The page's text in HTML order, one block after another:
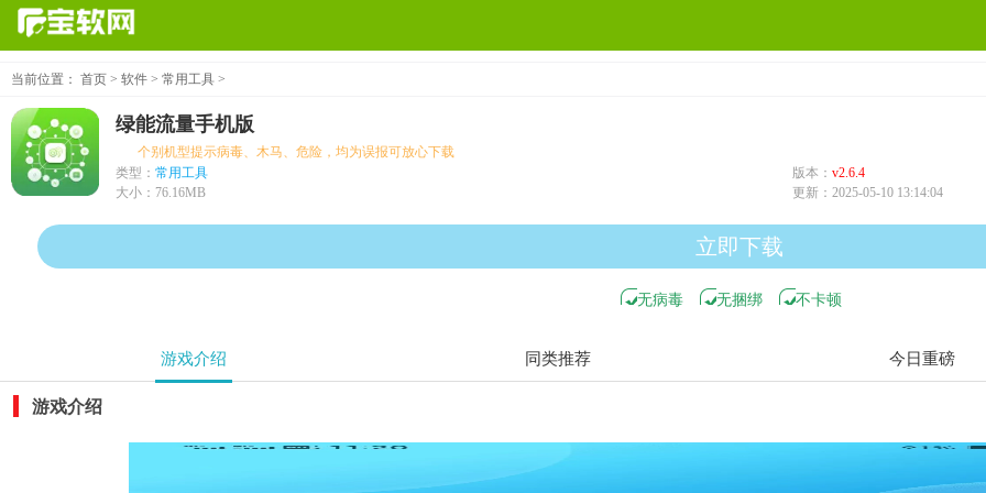
当前位置： 首页 > 软件 > 常用工具 >
绿能流量手机版
个别机型提示病毒、木马、危险，均为误报可放心下载
类型： 常用工具 版本： v2.6.4
大小： 76.16MB 更新： 2025-05-10 13:14:04
立即下载
无病毒 无捆绑 不卡顿
游戏介绍 同类推荐 今日重磅
游戏介绍